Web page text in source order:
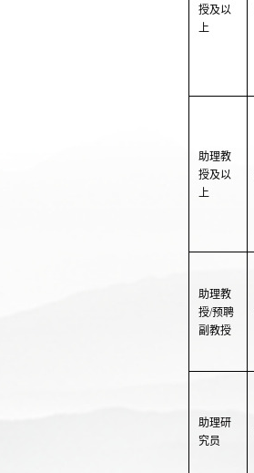
授及以
上
助理教
授及以
上
助理教
授/预聘
副教授
助理研
究员